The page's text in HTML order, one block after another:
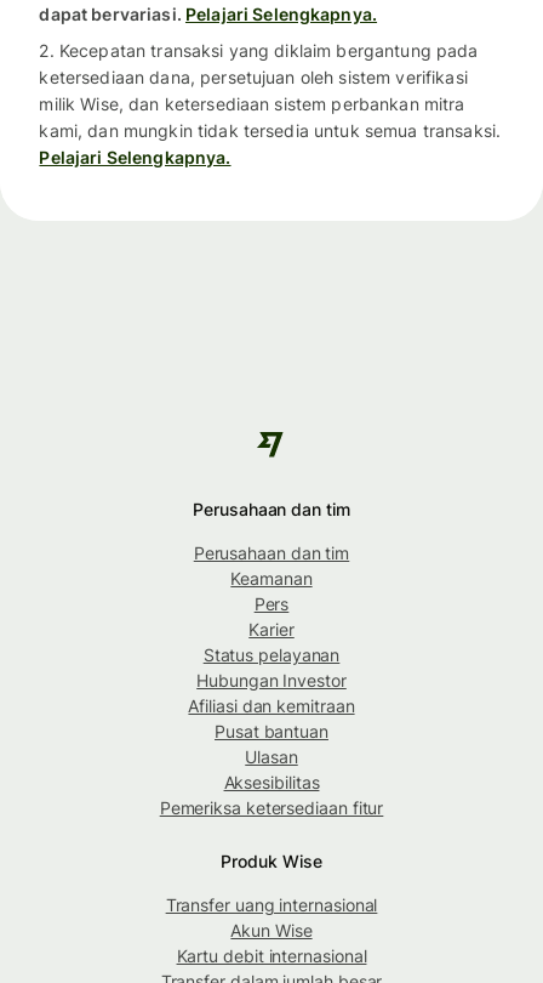
dapat bervariasi. Pelajari Selengkapnya.
2. Kecepatan transaksi yang diklaim bergantung pada
ketersediaan dana, persetujuan oleh sistem verifikasi
milik Wise, dan ketersediaan sistem perbankan mitra
kami, dan mungkin tidak tersedia untuk semua transaksi.
Pelajari Selengkapnya.
Perusahaan dan tim
Perusahaan dan tim
Keamanan
Pers
Karier
Status pelayanan
Hubungan Investor
Afiliasi dan kemitraan
Pusat bantuan
Ulasan
Aksesibilitas
Pemeriksa ketersediaan fitur
Produk Wise
Transfer uang internasional
Akun Wise
Kartu debit internasional